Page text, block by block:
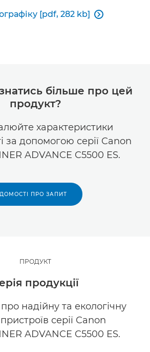
[pdf, 282 kb] 
більше про цей
продукт?
характеристики
за допомогою серії Canon
ADVANCE C5500 ES.
ПРО ЗАПИТ
ПРОДУКТ
продукції
надійну та екологічну
пристроїв серії Canon
ADVANCE C5500 ES.